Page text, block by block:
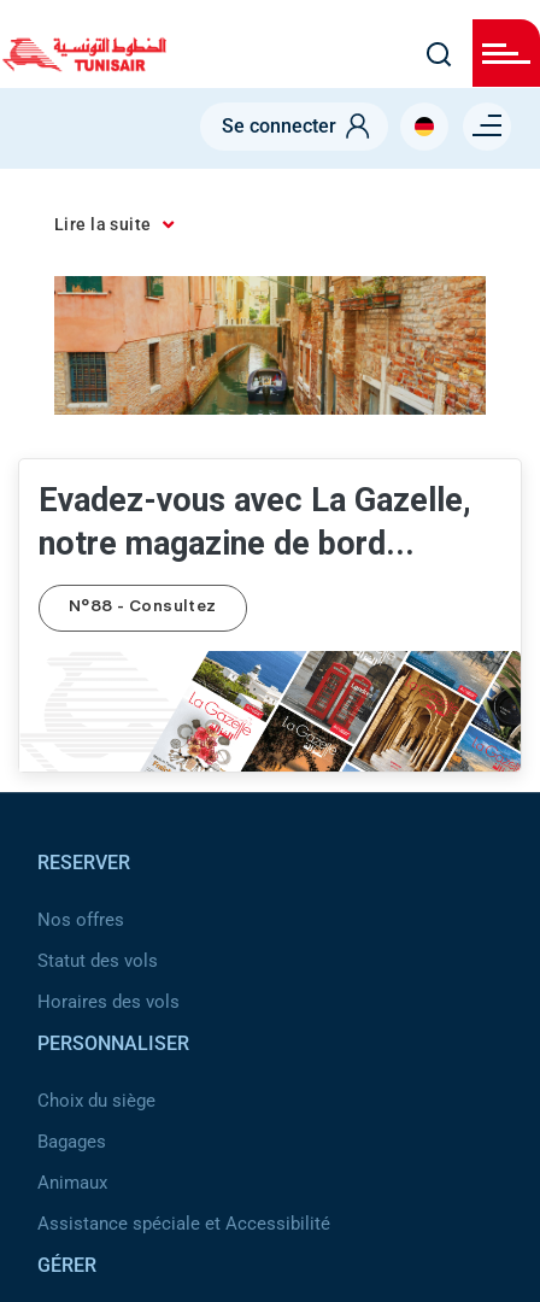
Se connecter Menu right
TUNIS-VENISE
Lire la suite
Evadez-vous avec La Gazelle,
notre magazine de bord...
N°88 - Consultez
RESERVER
Nos offres
Statut des vols
Horaires des vols
PERSONNALISER
Choix du siège
Bagages
Animaux
Assistance spéciale et Accessibilité
GÉRER